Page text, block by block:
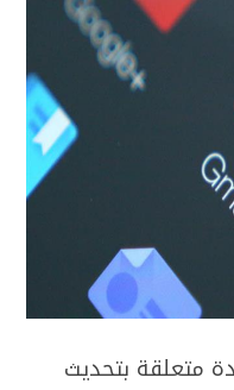
متعلقة بتحديث